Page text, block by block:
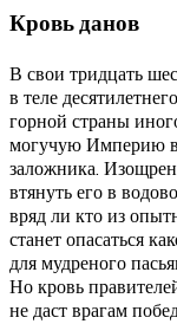
Кровь данов
В свои тридцать
в теле
горной страны
могучую Империю в
заложника.
втянуть его в
вряд ли кто из
станет опасаться
для мудреного
Но кровь
не даст врагам